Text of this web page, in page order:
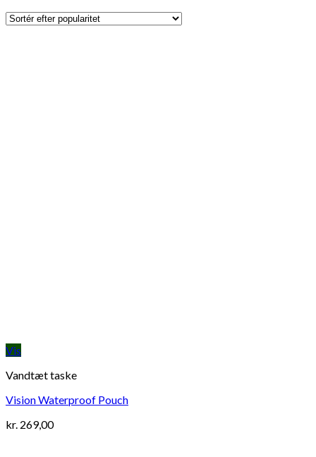
Vis
Vandtæt taske
Vision Waterproof Pouch
kr. 269,00